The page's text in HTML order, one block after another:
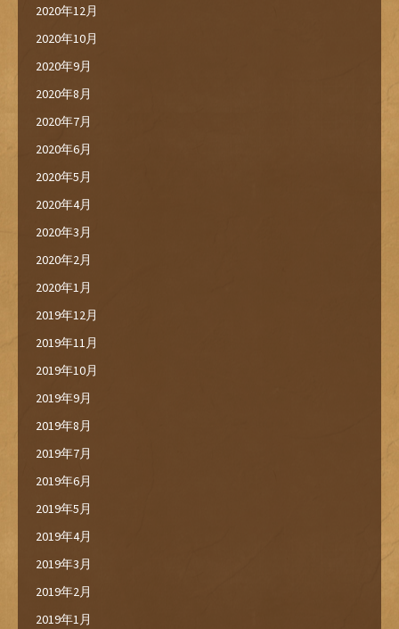
2020年12月
2020年10月
2020年9月
2020年8月
2020年7月
2020年6月
2020年5月
2020年4月
2020年3月
2020年2月
2020年1月
2019年12月
2019年11月
2019年10月
2019年9月
2019年8月
2019年7月
2019年6月
2019年5月
2019年4月
2019年3月
2019年2月
2019年1月